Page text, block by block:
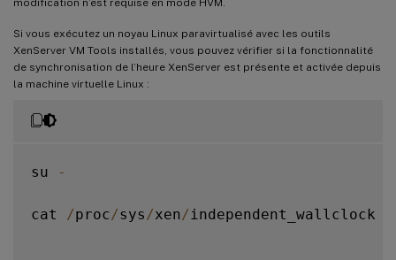
Si vous exécutez un noyau Linux paravirtualisé avec les outils
XenServer VM Tools installés, vous pouvez vérifier si la fonctionnalité
de synchronisation de l’heure XenServer est présente et activée depuis
la machine virtuelle Linux :
su -
cat /proc/sys /xen/ independent_wallclock